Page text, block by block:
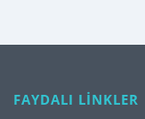
FAYDALI LİNKLER